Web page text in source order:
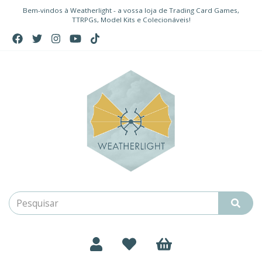
Bem-vindos à Weatherlight - a vossa loja de Trading Card Games,
TTRPGs, Model Kits e Colecionáveis!